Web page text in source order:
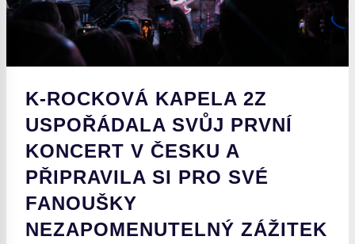
K-ROCKOVÁ KAPELA 2Z
USPOŘÁDALA SVŮJ PRVNÍ
KONCERT V ČESKU A
PŘIPRAVILA SI PRO SVÉ
FANOUŠKY
NEZAPOMENUTELNÝ ZÁŽITEK